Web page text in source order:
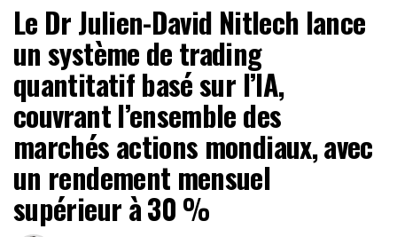
Le Dr Julien-David Nitlech lance
un système de trading
quantitatif basé sur l’IA,
couvrant l’ensemble des
marchés actions mondiaux, avec
un rendement mensuel
supérieur à 30 %